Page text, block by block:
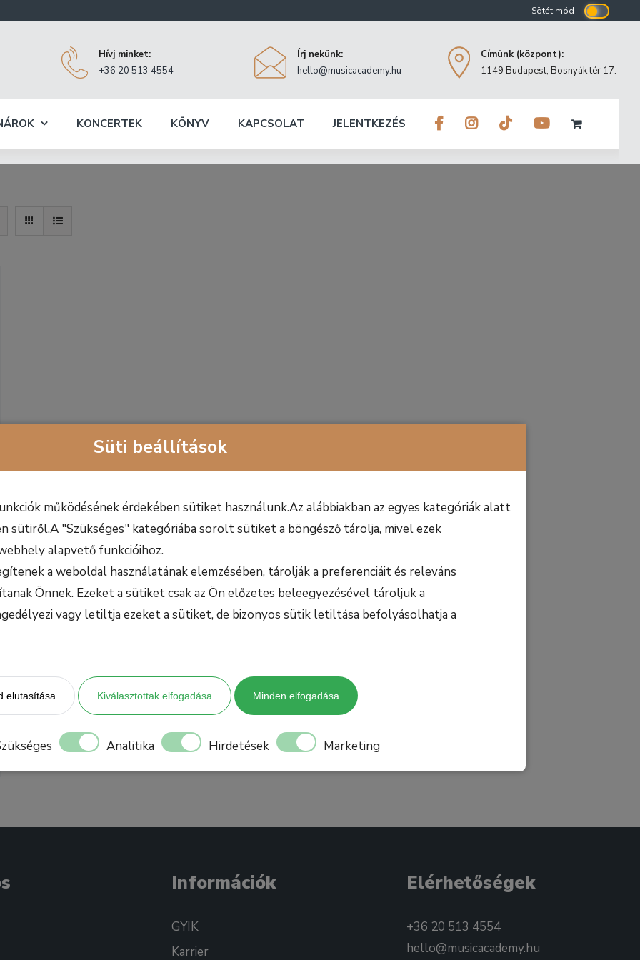
Süti beállítások
működésének érdekében sütiket használunk.Az alábbiakban az egyes kategóriák alatt
sütiről.A "Szükséges" kategóriába sorolt sütiket a böngésző tárolja, mivel ezek
alapvető funkcióihoz.
a weboldal használatának elemzésében, tárolják a preferenciáit és releváns
Önnek. Ezeket a sütiket csak az Ön előzetes beleegyezésével tároljuk a
vagy letiltja ezeket a sütiket, de bizonyos sütik letiltása befolyásolhatja a
elutasítása Kiválasztottak elfogadása Minden elfogadása
Analitika Hirdetések Marketing
Hívj minket:
+36 20 513 4554
Írj nekünk:
hello@musicacademy.hu
Címünk (központ):
1149 Budapest, Bosnyák tér 17.
KONCERTEK KÖNYV KAPCSOLAT JELENTKEZÉS
Információk
GYIK
Karrier
Elérhetőségek
+36 20 513 4554
hello@musicacademy.hu